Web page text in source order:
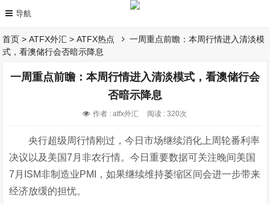
首页 >ATFX外汇 >ATFX热点
一周重点前瞻：本周行情进入清淡模
式，看澳储行会否暗示降息
一周重点前瞻：本周行情进入清淡模式，看澳储行会
否暗示降息
作者 : atfx外汇 阅读 : 320次
央行超级周行情刚过，今日市场继续消化上周轮番利率
决议以及美国7月非农行情。今日重要数据可关注晚间美国
7月ISM非制造业PMI，如果继续维持萎缩区间会进一步带来
经济放缓的担忧。